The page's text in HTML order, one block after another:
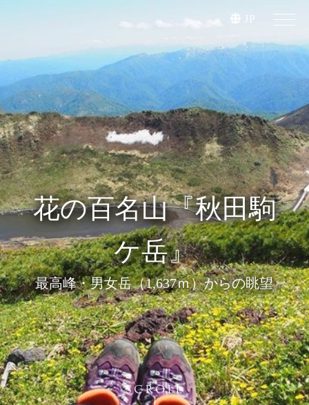
JP
期日限定ファミリー
プラン
秋田！夏の風物詩ババヘラバラ盛り体験
花の百名山『秋田駒
ケ岳』
最高峰・男女岳（1,637ｍ）からの眺望
深いブナの森に抱か
れて
ゆっくりと星空を眺める贅沢な時間。
ブナの森チェアリン
グ
何もしない時間を、最高のアウトドアに。
SCROLL